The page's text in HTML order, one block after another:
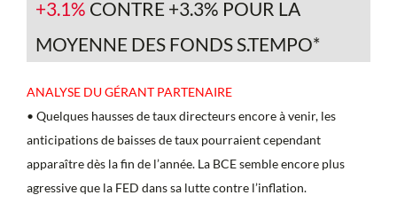
+3.1% CONTRE +3.3% POUR LA
MOYENNE DES FONDS S.TEMPO*
ANALYSE DU GÉRANT PARTENAIRE
• Quelques hausses de taux directeurs encore à venir, les
anticipations de baisses de taux pourraient cependant
apparaître dès la fin de l’année. La BCE semble encore plus
agressive que la FED dans sa lutte contre l’inflation.